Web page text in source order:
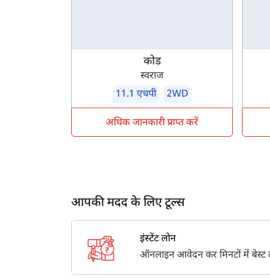
कोड
स्वराज
11.1 एचपी
2WD
अधिक जानकारी प्राप्त करें
आपकी मदद के लिए टूल्स
इंस्टेंट लोन
ऑनलाइन आवेदन कर मिनटों में बेस्ट